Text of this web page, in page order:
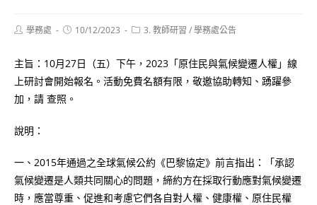
Post學務處
Post10/12/2023
Post3. 教師研習 /學務處公告
主旨：10月27日（五）下午，2023「原住民與氣候變遷人權」線
上研討會開始報名。活動免費名額有限，敬邀協助轉知、踴躍參
加，請 查照。
說明：
一、2015年通過之全球氣候公約《巴黎協定》前言指出：「承認
氣候變遷是人類共同關心的問題，締約方在採取行動應對氣候變遷
時，應當尊重、促進和考慮它們各自對人權、健康權、原住民權